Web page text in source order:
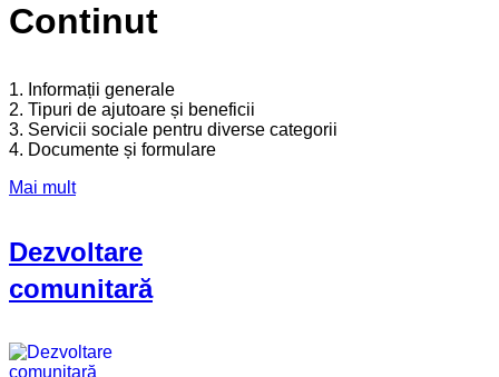
Continut
1. Informații generale
2. Tipuri de ajutoare și beneficii
3. Servicii sociale pentru diverse categorii
4. Documente și formulare
Mai mult
Dezvoltare
comunitară